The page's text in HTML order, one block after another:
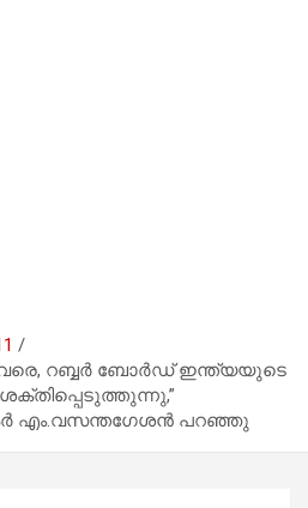
റബ്ബർ ബോർഡ് ഇന്ത്യയുടെ
എം.വസന്തഗേശൻ പറഞ്ഞു